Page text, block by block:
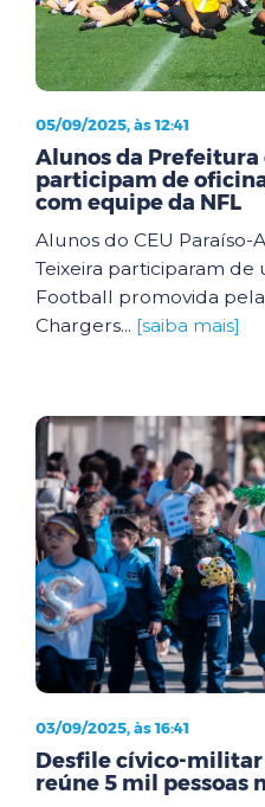
05/09/2025, às 12:41
Alunos da Prefeitura
participam de oficina
com equipe da NFL
Alunos do CEU Paraíso-
Teixeira participaram de
Football promovida
Chargers... [saiba mais]
03/09/2025, às 16:41
Desfile cívico-militar
reúne 5 mil pessoas